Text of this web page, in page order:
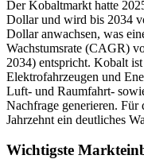
Der Kobaltmarkt hatte
Dollar und wird bis 2034
Dollar anwachsen, was
Wachstumsrate (CAGR)
2034) entspricht. Kobalt
Elektrofahrzeugen und
Luft- und Raumfahrt-
Nachfrage generieren.
Jahrzehnt ein deutliches
Wichtigste